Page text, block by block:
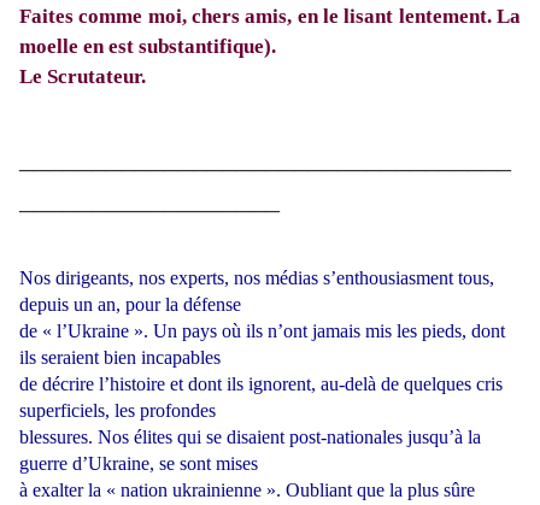
Faites comme moi, chers amis, en le lisant lentement. La
moelle en est substantifique).
Le Scrutateur.
Nos dirigeants, nos experts, nos médias s’enthousiasment tous,
depuis un an, pour la défense
de « l’Ukraine ». Un pays où ils n’ont jamais mis les pieds, dont
ils seraient bien incapables
de décrire l’histoire et dont ils ignorent, au-delà de quelques cris
superficiels, les profondes
blessures. Nos élites qui se disaient post-nationales jusqu’à la
guerre d’Ukraine, se sont mises
à exalter la « nation ukrainienne ». Oubliant que la plus sûre